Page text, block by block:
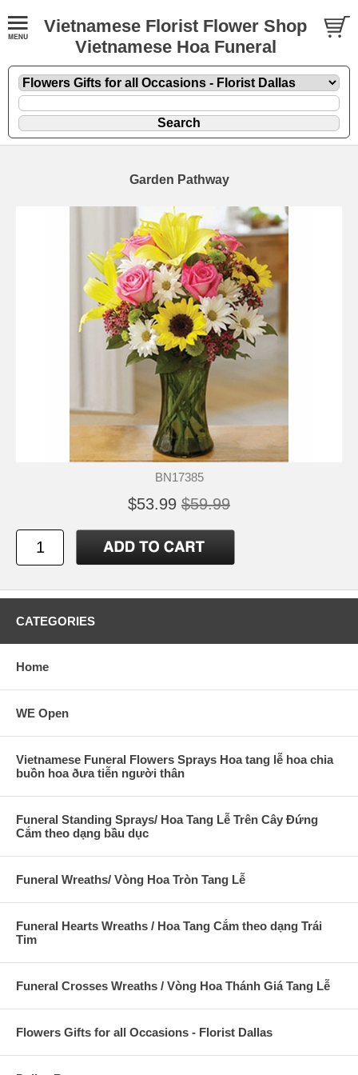
Vietnamese Florist Flower Shop
Vietnamese Hoa Funeral
Garden Pathway
BN17385
$53.99 $59.99
CATEGORIES
Home
WE Open
Vietnamese Funeral Flowers Sprays Hoa tang lễ hoa chia
buồn hoa ðưa tiễn người thân
Funeral Standing Sprays/ Hoa Tang Lễ Trên Cây Đứng
Cắm theo dạng bầu dục
Funeral Wreaths/ Vòng Hoa Tròn Tang Lễ
Funeral Hearts Wreaths / Hoa Tang Cắm theo dạng Trái
Tim
Funeral Crosses Wreaths / Vòng Hoa Thánh Giá Tang Lễ
Flowers Gifts for all Occasions - Florist Dallas